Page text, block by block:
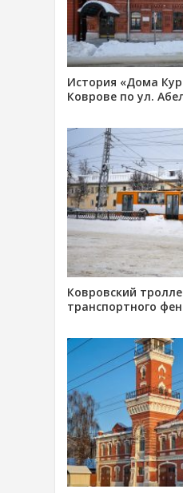
История «Дома
Коврове по ул.
Ковровский
транспортного